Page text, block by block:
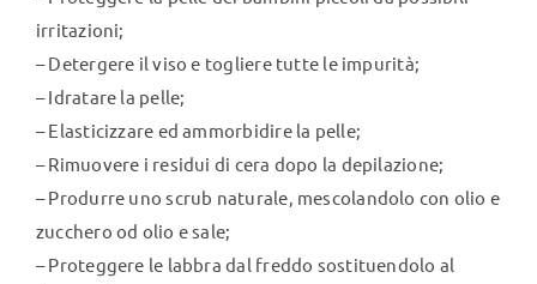
irritazioni;
– Detergere il viso e togliere tutte le impurità;
– Idratare la pelle;
– Elasticizzare ed ammorbidire la pelle;
– Rimuovere i residui di cera dopo la depilazione;
– Produrre uno scrub naturale, mescolandolo con olio e
zucchero od olio e sale;
– Proteggere le labbra dal freddo sostituendolo al